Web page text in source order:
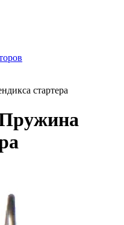
стартера